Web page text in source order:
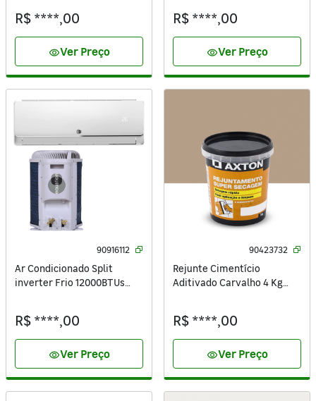
R$ ****,00
visibilityVer Preço
R$ ****,00
visibilityVer Preço
90916112
Ar Condicionado Split
inverter Frio 12000BTUs
R$ ****,00
visibilityVer Preço
90423732
Rejunte Cimentício
Aditivado Carvalho 4 Kg
R$ ****,00
visibilityVer Preço